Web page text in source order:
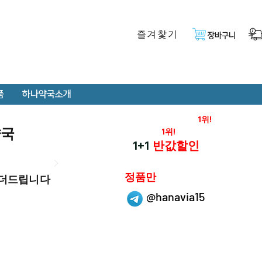
즐겨찿기 장바구니
하나약국소개
드립니다
@hanavia15
1위!
1위!
1+1 반값할인
정품만